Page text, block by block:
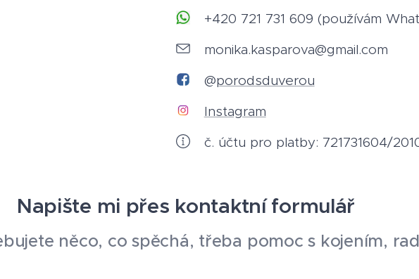
+420 721 731 609 (používám
monika.kasparova@gmail.com
@porodsduverou
Instagram
č. účtu pro platby: 721731604/
Napište mi přes kontaktní formulář
něco, co spěchá, třeba pomoc s kojením,